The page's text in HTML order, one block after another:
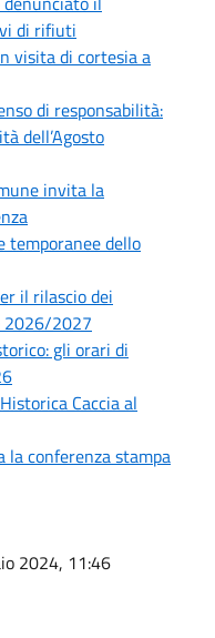
di rifiuti
visita di cortesia a
di responsabilità:
dell’Agosto
invita la
temporanee dello
il rilascio dei
2026/2027
gli orari di
Caccia al
conferenza stampa
2024, 11:46